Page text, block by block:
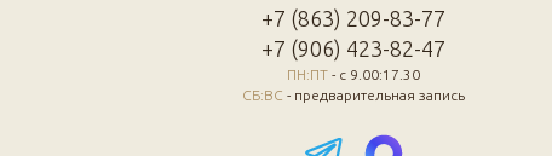
+7 (863) 209-83-77
+7 (906) 423-82-47
ПН:ПТ - с 9.00:17.30
СБ:ВС - предварительная запись